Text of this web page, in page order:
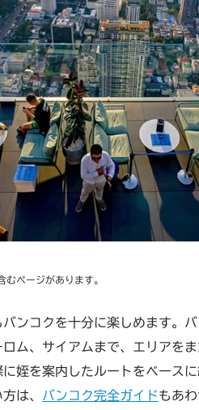
ページがあります。
ンコクを十分に楽しめます。
ム、サイアムまで、エリアを
姪を案内したルートをベース
は、
バンコク完全ガイドもあ